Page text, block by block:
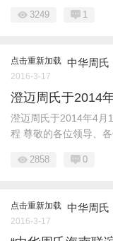
3249 1
点击重新加载 中华周氏
2016-3-17
澄迈周氏于2014
澄迈周氏于2014年4
程 尊敬的各位领导、各
2858 0
点击重新加载 中华周氏
2016-3-17